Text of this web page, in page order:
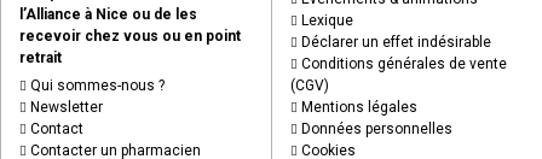
l’Alliance à Nice ou de les
recevoir chez vous ou en point
retrait
Qui sommes-nous ?
Newsletter
Contact
Contacter un pharmacien
Lexique
Déclarer un effet indésirable
Conditions générales de vente
(CGV)
Mentions légales
Données personnelles
Cookies